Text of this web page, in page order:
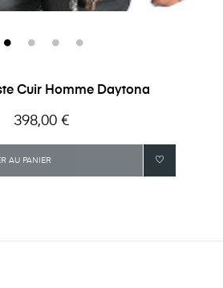
Cuir Homme Daytona
Prix
398,00 €
AU PANIER